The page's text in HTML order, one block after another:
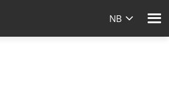
NB